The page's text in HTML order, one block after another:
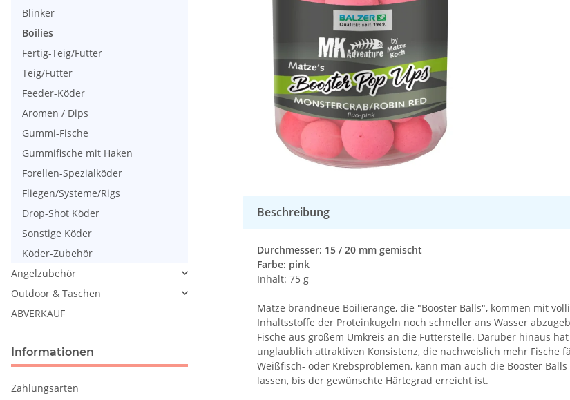
Beschreibung
Durchmesser: 15 / 20 mm gemischt
Farbe: pink
Inhalt: 75 g
Matze brandneue Boilierange, die "Booster Balls", kommen mit
Inhaltsstoffe der Proteinkugeln noch schneller ans Wasser
Fische aus großem Umkreis an die Futterstelle. Darüber hinaus
unglaublich attraktiven Konsistenz, die nachweislich mehr Fische
Weißfisch- oder Krebsproblemen, kann man auch die Booster
lassen, bis der gewünschte Härtegrad erreicht ist.
Blinker
Boilies
Fertig-Teig/Futter
Teig/Futter
Feeder-Köder
Aromen / Dips
Gummi-Fische
Gummifische mit Haken
Forellen-Spezialköder
Fliegen/Systeme/Rigs
Drop-Shot Köder
Sonstige Köder
Köder-Zubehör
Angelzubehör
Outdoor & Taschen
ABVERKAUF
Informationen
Zahlungsarten